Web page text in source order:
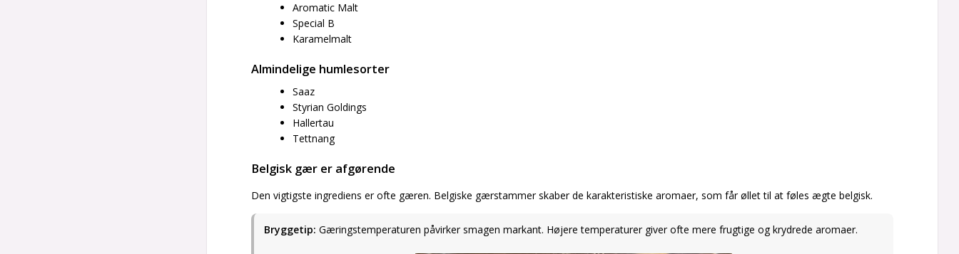
Aromatic Malt
Special B
Karamelmalt
Almindelige humlesorter
Saaz
Styrian Goldings
Hallertau
Tettnang
Belgisk gær er afgørende
Den vigtigste ingrediens er ofte gæren. Belgiske gærstammer skaber de karakteristiske aromaer, som får øllet til at føles ægte belgisk.
Bryggetip: Gæringstemperaturen påvirker smagen markant. Højere temperaturer giver ofte mere frugtige og krydrede aromaer.